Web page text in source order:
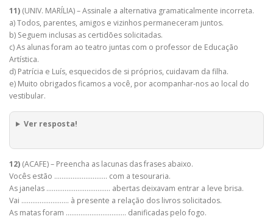
11) (UNIV. MARÍLIA) – Assinale a alternativa gramaticalmente incorreta.
a) Todos, parentes, amigos e vizinhos permaneceram juntos.
b) Seguem inclusas as certidões solicitadas.
c) As alunas foram ao teatro juntas com o professor de Educação
Artística.
d) Patrícia e Luís, esquecidos de si próprios, cuidavam da filha.
e) Muito obrigados ficamos a você, por acompanhar-nos ao local do
vestibular.​
Ver resposta!
12) (ACAFE) – Preencha as lacunas das frases abaixo.
Vocês estão ……………………….. com a tesouraria.
As janelas …………………………….. abertas deixavam entrar a leve brisa.
Vai …………………….. à presente a relação dos livros solicitados.
As matas foram …………………………… danificadas pelo fogo.